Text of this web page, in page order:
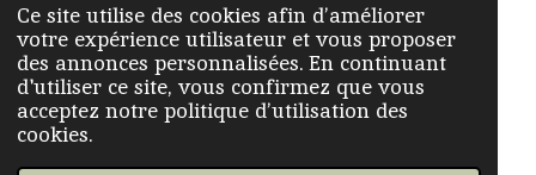
Ce site utilise des cookies afin d’améliorer
votre expérience utilisateur et vous proposer
des annonces personnalisées. En continuant
d'utiliser ce site, vous confirmez que vous
acceptez notre politique d’utilisation des
cookies.
Aujourd’hui, je ne suis plus celle qui se
cache.
Je suis celle qui BOUGE, celle qui
RESPIRE, celle qui se LIBÈRE.